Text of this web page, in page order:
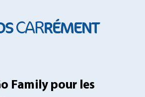
CARRÉMENT
Family pour les